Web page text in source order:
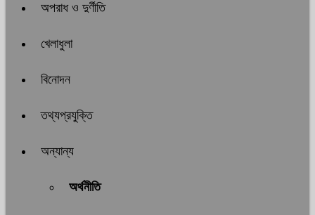
অপরাধ ও দুর্ণীতি
খেলাধুলা
বিনোদন
তথ্যপ্রযুক্তি
অন্যান্য
অর্থনীতি